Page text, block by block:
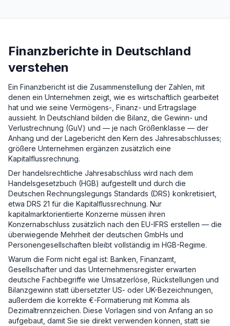
Finanzberichte in Deutschland
verstehen
Ein Finanzbericht ist die Zusammenstellung der Zahlen, mit
denen ein Unternehmen zeigt, wie es wirtschaftlich gearbeitet
hat und wie seine Vermögens-, Finanz- und Ertragslage
aussieht. In Deutschland bilden die Bilanz, die Gewinn- und
Verlustrechnung (GuV) und — je nach Größenklasse — der
Anhang und der Lagebericht den Kern des Jahresabschlusses;
größere Unternehmen ergänzen zusätzlich eine
Kapitalflussrechnung.
Der handelsrechtliche Jahresabschluss wird nach dem
Handelsgesetzbuch (HGB) aufgestellt und durch die
Deutschen Rechnungslegungs Standards (DRS) konkretisiert,
etwa DRS 21 für die Kapitalflussrechnung. Nur
kapitalmarktorientierte Konzerne müssen ihren
Konzernabschluss zusätzlich nach den EU-IFRS erstellen — die
überwiegende Mehrheit der deutschen GmbHs und
Personengesellschaften bleibt vollständig im HGB-Regime.
Warum die Form nicht egal ist: Banken, Finanzamt,
Gesellschafter und das Unternehmensregister erwarten
deutsche Fachbegriffe wie Umsatzerlöse, Rückstellungen und
Bilanzgewinn statt übersetzter US- oder UK-Bezeichnungen,
außerdem die korrekte €-Formatierung mit Komma als
Dezimaltrennzeichen. Diese Vorlagen sind von Anfang an so
aufgebaut, damit Sie sie direkt verwenden können, statt sie